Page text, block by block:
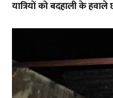
यात्रियों को बदहाली के हवाले